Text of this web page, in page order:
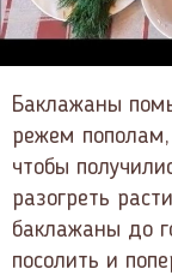
Баклажаны
режем
чтобы
разогреть
баклажаны до
посолить и